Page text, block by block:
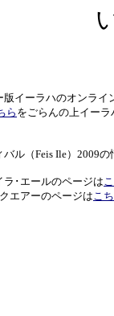
版イーラハのオンライ
ら をごらんの上イー
バル（Feis Ile）2009
ラ･エールのページは
エアーのページはこ